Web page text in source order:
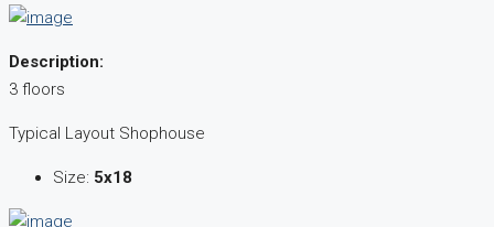
Description:
3 floors
Typical Layout Shophouse
Size: 5x18